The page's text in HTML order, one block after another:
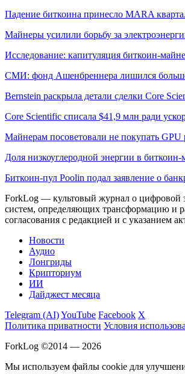
Падение биткоина принесло MARA
Майнеры усилили борьбу за
Исследование: капитуляция биткоин-
СМИ: фонд Ашенбреннера лишился
Bernstein раскрыла детали сделки Core
Core Scientific списала $41,9 млн ради
Майнерам посоветовали не покупать
Доля низкоуглеродной энергии в
Биткоин-пул Poolin подал заявление о
ForkLog — культовый журнал о цифровой
систем, определяющих трансформацию и
согласования с редакцией и с указанием
Новости
Аудио
Лонгриды
Крипториум
ИИ
Дайджест месяца
Telegram (AI)YouTube Facebook X
Политика приватности Условия
ForkLog ©2014 — 2026
Мы используем файлы cookie для